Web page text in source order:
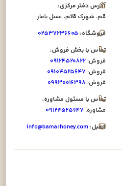
آدرس دفتر مرکزی:
قم، شهرک قائم، عسل بامار
فروشگاه:۰۲۵۳۷۲۳۶۶۰۵
تماس با بخش فروش:
۰۹۱۲۴۵۲۰۸۲۲
۰۹۱۰۴۵۲۵۶۴۷
۰۹۹۳۰۰۱۶۳۹۸
تماس با مسئول مشاوره:
مشاوره:۰۹۱۲۴۵۲۵۶۴۷
info@bamarhoney.com